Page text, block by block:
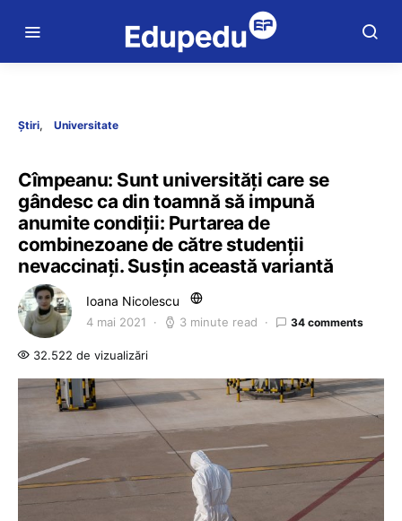
Știri Universitate
Cîmpeanu: Sunt universități care se
gândesc ca din toamnă să impună
anumite condiții: Purtarea de
combinezoane de către studenții
nevaccinați. Susțin această variantă
Ioana Nicolescu
4 mai 2021 3 minute read 34 comments
32.522 de vizualizări